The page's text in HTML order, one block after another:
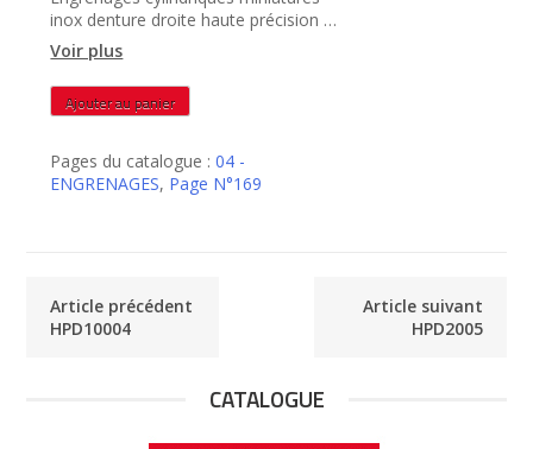
inox denture droite haute précision –
HPD12004
Voir plus
quantité
de
Ajouter au panier
Pages du catalogue :04 -
ENGRENAGES, Page N°169
Article précédent
HPD10004
Article suivant
HPD2005
CATALOGUE